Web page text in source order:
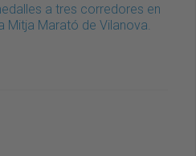
a tres corredores en
Marató de Vilanova.